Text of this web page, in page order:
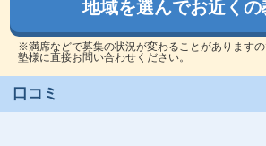
地域を選んでお近く
※満席などで募集の状況が変わることがあります
塾様に直接お問い合わせください。
口コミ